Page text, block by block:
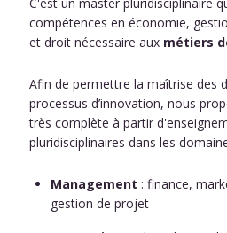
compétences en économie,
et droit nécessaire aux métiers
Afin de permettre la maîtrise des
processus d’innovation, nous
très complète à partir
pluridisciplinaires dans les
Management : finance,
gestion de projet